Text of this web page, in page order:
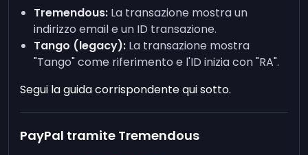
Tremendous: La transazione mostra un
indirizzo email e un ID transazione.
Tango (legacy): La transazione mostra
"Tango" come riferimento e l'ID inizia con "RA".
Segui la guida corrispondente qui sotto.
PayPal tramite Tremendous